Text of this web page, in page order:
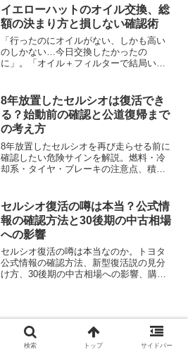
判断基準まで、初心者にも分かりやすく
解説。愛車を長くキレイに保つヒントが
見つかります。
イエローハットのオイル交換、総
額の決まり方と損しない確認術
「行ったのにオイルがない、しかも高い
のしかない…今日交換したかったの
に」。「オイル＋フィルターで結局いく
「高いオイルを勧められて断れない」不
安は、準備と確認の型でかなり...
8年放置したセルシオは復活でき
る？始動前の確認と公道復帰まで
の考え方
8年放置したセルシオを再び走らせる前に
確認したい危険サインを解説。燃料・冷
却系・タイヤ・ブレーキの注意点、積載
す。
セルシオ復活の噂は本当？公式情
報の確認方法と30後期の中古相場
への影響
セルシオ復活の噂は本当なのか。トヨタ
公式情報の確認方法、新型復活説の見分
け方、30後期の中古相場への影響、購入
判断に役立ちます。
検索 トップ サイドバー